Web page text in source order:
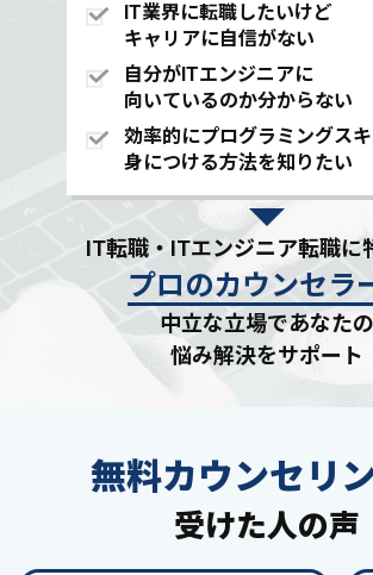
IT業界に転職したいけど
キャリアに自信がない
自分がITエンジニアに
向いているのか分からない
効率的にプログラミングス
身につける方法を知りたい
IT転職・ITエンジニア転職に
プロのカウンセラ
中立な立場であなたの
悩み解決をサポート
無料カウンセリ
受けた人の声